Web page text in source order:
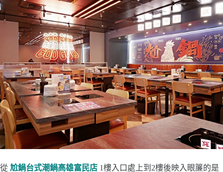
從 尬鍋台式潮鍋高雄富民店 1樓入口處上到2樓後映入眼簾的是